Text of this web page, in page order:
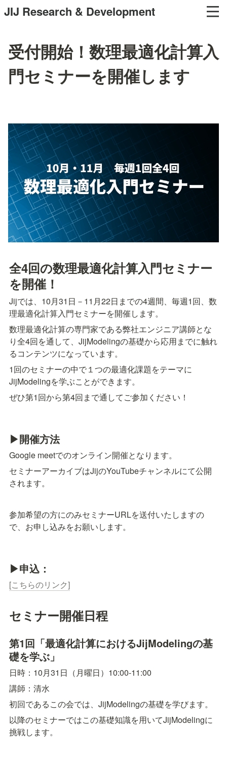
JIJ Research & Development
受付開始！数理最適化計算入
門セミナーを開催します
全4回の数理最適化計算入門セミナー
を開催！
Jijでは、10月31日－11月22日までの4週間、毎週1回、数
理最適化計算入門セミナーを開催します。
数理最適化計算の専門家である弊社エンジニア講師とな
り全4回を通して、JijModelingの基礎から応用までに触れ
るコンテンツになっています。
1回のセミナーの中で１つの最適化課題をテーマに
JijModelingを学ぶことができます。
ぜひ第1回から第4回まで通してご参加ください！
▶︎︎開催方法
Google meetでのオンライン開催となります。
セミナーアーカイブはJijのYouTubeチャンネルにて公開
されます。
参加希望の方にのみセミナーURLを送付いたしますの
で、お申し込みをお願いします。
▶︎︎申込：
[こちらのリンク]
セミナー開催日程
第1回「最適化計算におけるJijModelingの基
礎を学ぶ」
日時：10月31日（月曜日）10:00-11:00
講師：清水
初回であるこの会では、JijModelingの基礎を学びます。
以降のセミナーではこの基礎知識を用いてJijModelingに
挑戦します。